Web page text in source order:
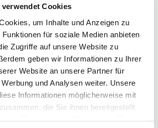
verwendet Cookies
um Inhalte und Anzeigen zu
für soziale Medien anbieten
Zugriffe auf unsere Website zu
geben wir Informationen zu Ihrer
Website an unsere Partner für
und Analysen weiter. Unsere
Informationen möglicherweise mit
die Sie ihnen bereitgestellt